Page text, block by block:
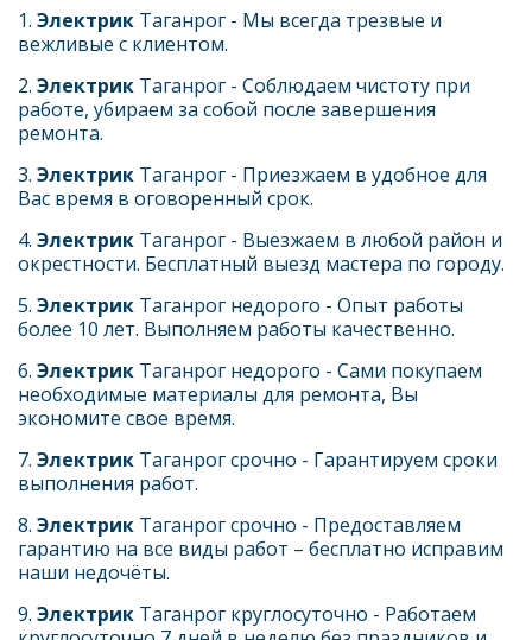
1. Электрик Таганрог - Мы всегда трезвые и
вежливые с клиентом.
2. Электрик Таганрог - Соблюдаем чистоту при
работе, убираем за собой после завершения
ремонта.
3. Электрик Таганрог - Приезжаем в удобное для
Вас время в оговоренный срок.
4. Электрик Таганрог - Выезжаем в любой район и
окрестности. Бесплатный выезд мастера по городу.
5. Электрик Таганрог недорого - Опыт работы
более 10 лет. Выполняем работы качественно.
6. Электрик Таганрог недорого - Сами покупаем
необходимые материалы для ремонта, Вы
экономите свое время.
7. Электрик Таганрог срочно - Гарантируем сроки
выполнения работ.
8. Электрик Таганрог срочно - Предоставляем
гарантию на все виды работ – бесплатно исправим
наши недочёты.
9. Электрик Таганрог круглосуточно - Работаем